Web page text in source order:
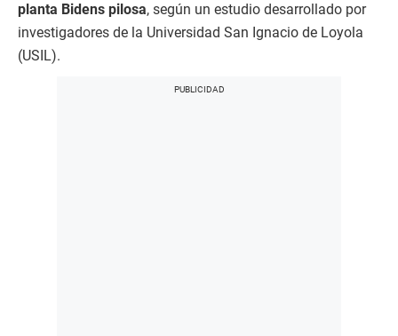
planta Bidens pilosa, según un estudio desarrollado por
investigadores de la Universidad San Ignacio de Loyola
(USIL).